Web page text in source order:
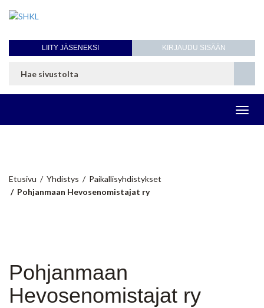
KIRJAUDU SISÄÄN
LIITY JÄSENEKSI
Etusivu Yhdistys
Paikallisyhdistykset
Pohjanmaan Hevosenomistajat ry
Pohjanmaan
Hevosenomistajat ry